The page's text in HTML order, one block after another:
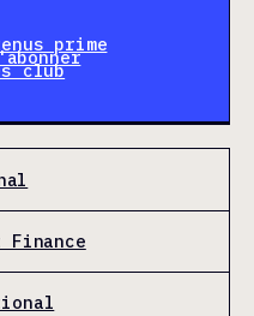
prime
club
Finance